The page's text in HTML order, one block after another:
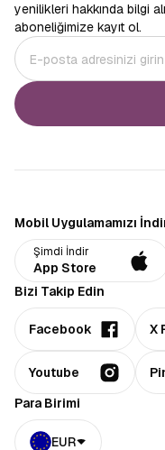
yenilikleri hakkında bilgi
aboneliğimize kayıt ol.
Mobil Uygulamamızı
Şimdi İndir
App Store
Bizi Takip Edin
Facebook X
Youtube
Para Birimi
EUR